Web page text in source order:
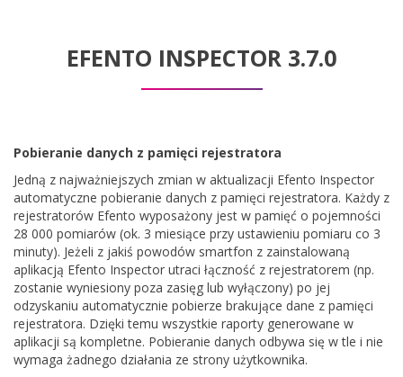
EFENTO INSPECTOR 3.7.0
Pobieranie danych z pamięci rejestratora
Jedną z najważniejszych zmian w aktualizacji Efento Inspector
automatyczne pobieranie danych z pamięci rejestratora. Każdy z
rejestratorów Efento wyposażony jest w pamięć o pojemności
28 000 pomiarów (ok. 3 miesiące przy ustawieniu pomiaru co 3
minuty). Jeżeli z jakiś powodów smartfon z zainstalowaną
aplikacją Efento Inspector utraci łączność z rejestratorem (np.
zostanie wyniesiony poza zasięg lub wyłączony) po jej
odzyskaniu automatycznie pobierze brakujące dane z pamięci
rejestratora. Dzięki temu wszystkie raporty generowane w
aplikacji są kompletne. Pobieranie danych odbywa się w tle i nie
wymaga żadnego działania ze strony użytkownika.